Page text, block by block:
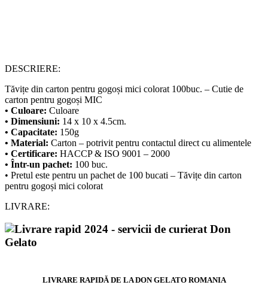
DESCRIERE:
Tăvițe din carton pentru gogoși mici colorat 100buc. – Cutie de
carton pentru gogoși MIC
• Culoare: Culoare
• Dimensiuni: 14 x 10 x 4.5cm.
• Capacitate: 150g
• Material: Carton – potrivit pentru contactul direct cu alimentele
• Certificare: HACCP & ISO 9001 – 2000
• Într-un pachet: 100 buc.
• Pretul este pentru un pachet de 100 bucati – Tăvițe din carton
pentru gogoși mici colorat
LIVRARE:
LIVRARE RAPIDĂ DE LA DON GELATO ROMANIA